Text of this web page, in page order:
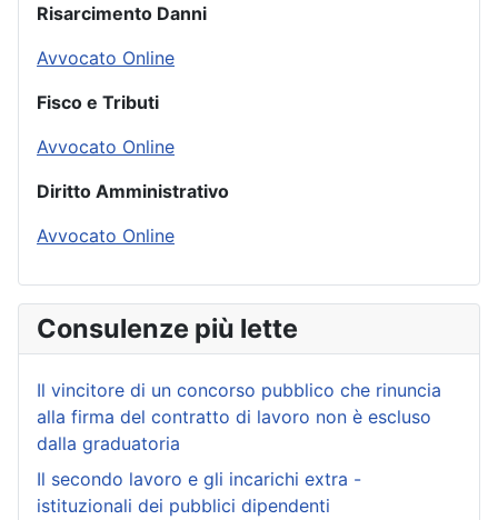
Risarcimento Danni
Avvocato Online
Fisco e Tributi
Avvocato Online
Diritto Amministrativo
Avvocato Online
Consulenze più lette
Il vincitore di un concorso pubblico che rinuncia
alla firma del contratto di lavoro non è escluso
dalla graduatoria
Il secondo lavoro e gli incarichi extra -
istituzionali dei pubblici dipendenti